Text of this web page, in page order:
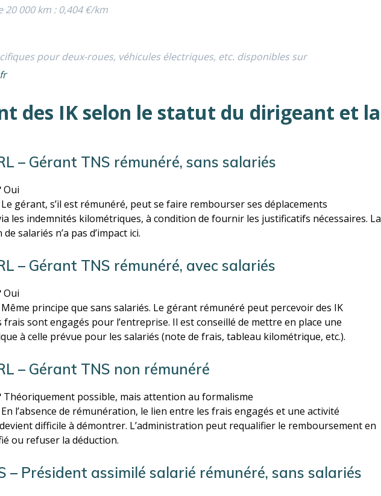
20 000 km : 0,404 €/km
pour deux-roues, véhicules électriques, etc. disponibles sur
des IK selon le statut du dirigeant et la
– Gérant TNS rémunéré, sans salariés
Oui
Le gérant, s’il est rémunéré, peut se faire rembourser ses déplacements
les indemnités kilométriques, à condition de fournir les justificatifs nécessaires. La
salariés n’a pas d’impact ici.
– Gérant TNS rémunéré, avec salariés
Oui
Même principe que sans salariés. Le gérant rémunéré peut percevoir des IK
frais sont engagés pour l’entreprise. Il est conseillé de mettre en place une
à celle prévue pour les salariés (note de frais, tableau kilométrique, etc.).
– Gérant TNS non rémunéré
Théoriquement possible, mais attention au formalisme
En l’absence de rémunération, le lien entre les frais engagés et une activité
difficile à démontrer. L’administration peut requalifier le remboursement en
ou refuser la déduction.
– Président assimilé salarié rémunéré, sans salariés